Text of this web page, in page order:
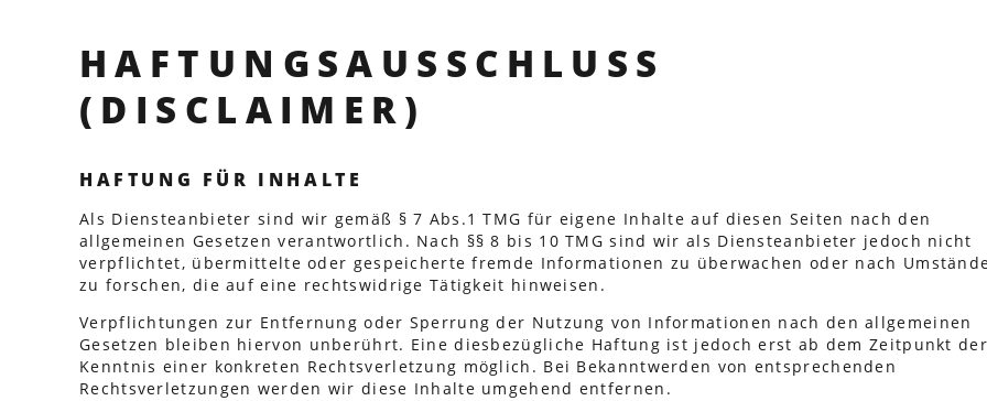
HAFTUNGSAUSSCHLUSS
(DISCLAIMER)
HAFTUNG FÜR INHALTE
Als Diensteanbieter sind wir gemäß § 7 Abs.1 TMG für eigene Inhalte auf diesen Seiten nach den
allgemeinen Gesetzen verantwortlich. Nach §§ 8 bis 10 TMG sind wir als Diensteanbieter jedoch nicht
verpflichtet, übermittelte oder gespeicherte fremde Informationen zu überwachen oder nach
zu forschen, die auf eine rechtswidrige Tätigkeit hinweisen.
Verpflichtungen zur Entfernung oder Sperrung der Nutzung von Informationen nach den allgemeinen
Gesetzen bleiben hiervon unberührt. Eine diesbezügliche Haftung ist jedoch erst ab dem Zeitpunkt der
Kenntnis einer konkreten Rechtsverletzung möglich. Bei Bekanntwerden von entsprechenden
Rechtsverletzungen werden wir diese Inhalte umgehend entfernen.